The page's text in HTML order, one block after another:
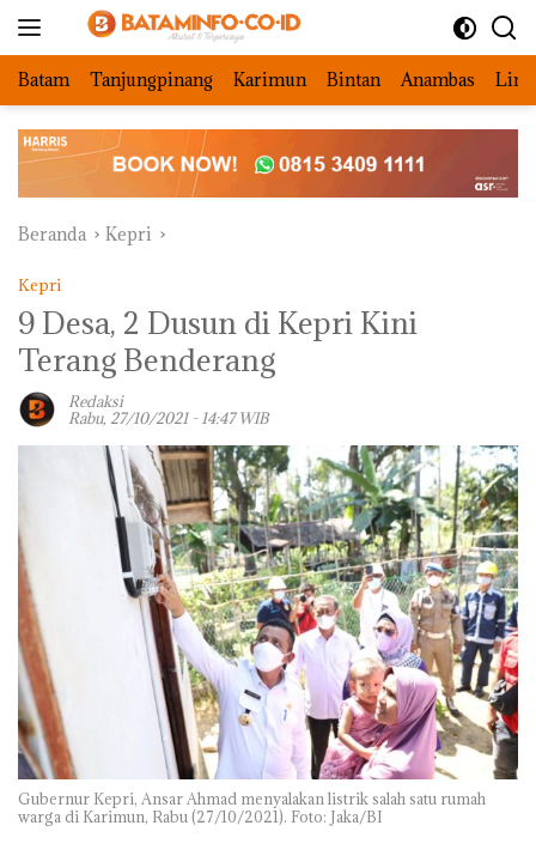
Batam Tanjungpinang Karimun Bintan Anambas
Beranda Kepri
Kepri
9 Desa, 2 Dusun di Kepri Kini
Terang Benderang
Redaksi
Rabu, 27/10/2021 - 14:47 WIB
Gubernur Kepri, Ansar Ahmad menyalakan listrik salah satu rumah
warga di Karimun, Rabu (27/10/2021). Foto: Jaka/BI